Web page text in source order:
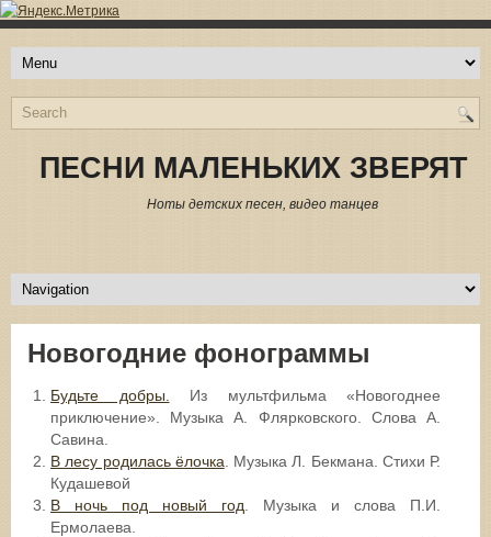
ПЕСНИ МАЛЕНЬКИХ ЗВЕРЯТ
Ноты детских песен, видео танцев
Новогодние фонограммы
Будьте добры.
Из мультфильма «Новогоднее
приключение». Музыка А. Флярковского. Слова А.
Савина.
В лесу родилась ёлочка . Музыка Л. Бекмана. Стихи Р.
Кудашевой
В ночь под новый год . Музыка и слова П.И.
Ермолаева.